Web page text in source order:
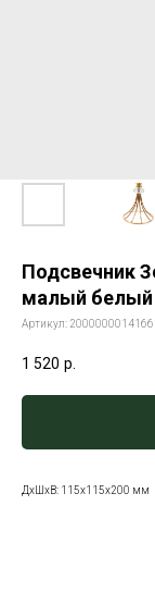
Подсвечник
малый белый
Артикул: 2000000014166
1 520 р.
ДxШxВ: 115x115x200 мм